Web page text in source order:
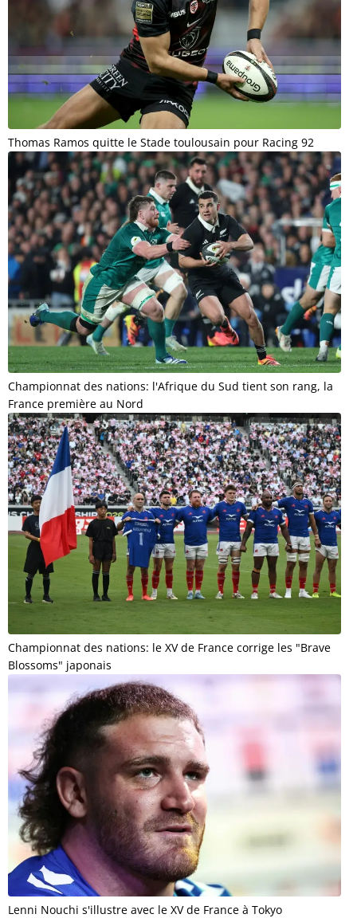
Thomas Ramos quitte le Stade toulousain pour Racing 92
Championnat des nations: l'Afrique du Sud tient son rang, la
France première au Nord
Championnat des nations: le XV de France corrige les "Brave
Blossoms" japonais
Lenni Nouchi s'illustre avec le XV de France à Tokyo